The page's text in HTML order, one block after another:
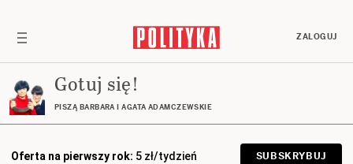
ZALOGUJ
Gotuj się!
PISZĄ BARBARA I AGATA ADAMCZEWSKIE
Oferta na pierwszy rok: 5 zł/tydzień SUBSKRYBUJ